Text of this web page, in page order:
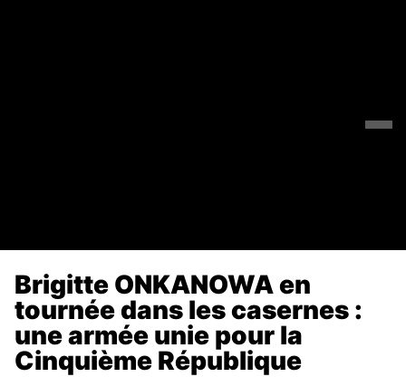
Brigitte ONKANOWA en
tournée dans les casernes :
une armée unie pour la
Cinquième République